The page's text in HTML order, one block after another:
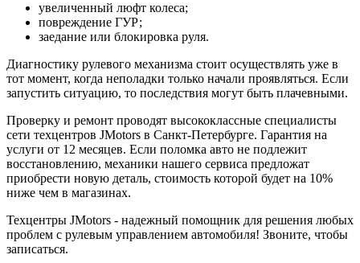
увеличенный люфт колеса;
повреждение ГУР;
заедание или блокировка руля.
Диагностику рулевого механизма стоит осуществлять уже в
тот момент, когда неполадки только начали проявляться. Если
запустить ситуацию, то последствия могут быть плачевными.
Проверку и ремонт проводят высококлассные специалисты
сети техцентров JMotors в Санкт-Петербурге. Гарантия на
услуги от 12 месяцев. Если поломка авто не подлежит
восстановлению, механики нашего сервиса предложат
приобрести новую деталь, стоимость которой будет на 10%
ниже чем в магазинах.
Техцентры JMotors - надежный помощник для решения любых
проблем с рулевым управлением автомобиля! Звоните, чтобы
записаться.